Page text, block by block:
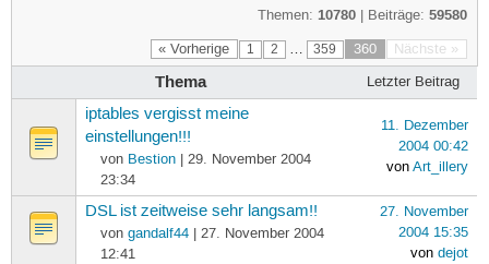
Themen: 10780| Beiträge: 59580
« Vorherige 1 2 … 359 360 Nächste »
Thema Letzter Beitrag
iptables vergisst meine
einstellungen!!!
von Bestion| 29. November 2004
23:34
11. Dezember
2004 00:42
vonArt_illery
DSL ist zeitweise sehr langsam!!
von gandalf44| 27. November 2004
12:41
27. November
2004 15:35
von dejot